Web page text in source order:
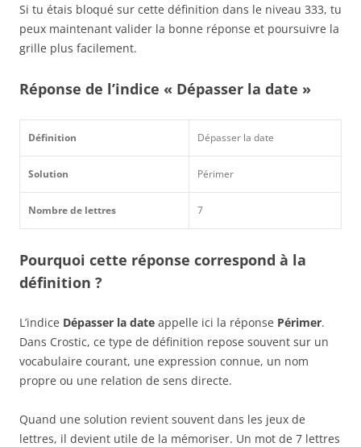
Si tu étais bloqué sur cette définition dans le niveau 333, tu
peux maintenant valider la bonne réponse et poursuivre la
grille plus facilement.
Réponse de l’indice « Dépasser la date »
Définition Dépasser la date
Solution Périmer
Nombre de lettres 7
Pourquoi cette réponse correspond à la
définition ?
L’indice Dépasser la date appelle ici la réponse Périmer.
Dans Crostic, ce type de définition repose souvent sur un
vocabulaire courant, une expression connue, un nom
propre ou une relation de sens directe.
Quand une solution revient souvent dans les jeux de
lettres, il devient utile de la mémoriser. Un mot de 7 lettres